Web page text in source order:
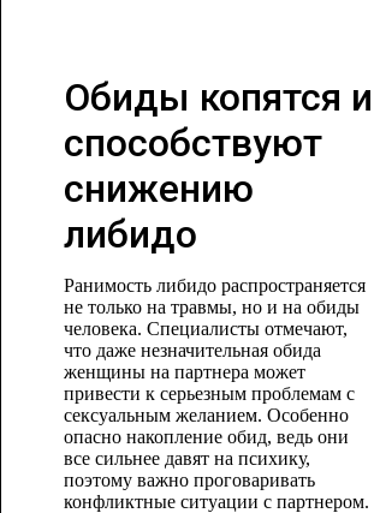
Обиды копятся и
способствуют
снижению
либидо
Ранимость либидо распространяется
не только на травмы, но и на обиды
человека. Специалисты отмечают,
что даже незначительная обида
женщины на партнера может
привести к серьезным проблемам с
сексуальным желанием. Особенно
опасно накопление обид, ведь они
все сильнее давят на психику,
поэтому важно проговаривать
конфликтные ситуации с партнером.